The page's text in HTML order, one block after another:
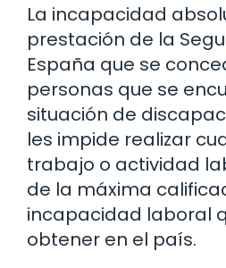
La incapacidad
prestación de la
España que se
personas que se
situación de
les impide realizar
trabajo o actividad
de la máxima
incapacidad laboral
obtener en el país.